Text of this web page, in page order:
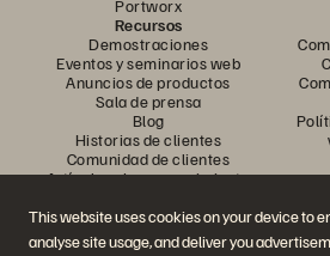
This website uses cookies on your device to
analyse site usage, and deliver you
Portworx
Recursos
Demostraciones
Eventos y seminarios web
Anuncios de productos
Sala de prensa
Blog
Historias de clientes
Comunidad de clientes
Artículo sobre conocimiento
Únase a la